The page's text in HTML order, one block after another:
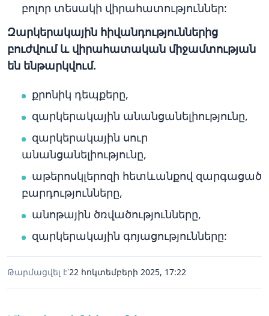
բոլոր տեսակի վիրահատություններ:
Զարկերակային հիվանդություններից
բուժվում և վիրահատական միջամտության
են ենթարկվում.
քրոնիկ դեպքերը,
զարկերակային անանցանելիությունը,
զարկերակային սուր
անանցանելիությունը,
աթերոսկլերոզի հետևանքով զարգացած
բարդությունները,
անոթային ծռվածությունները,
զարկերակային գոյացությունները:
Թարմացվել է՝22 հոկտեմբերի 2025, 17:22